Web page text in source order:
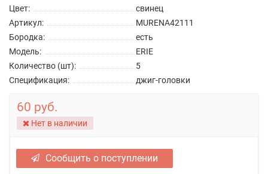
Цвет:
свинец
Артикул:
MURENA42111
Бородка:
есть
Модель:
ERIE
Количество (шт):
5
Спецификация:
джиг-головки
60 руб.
Нет в наличии
Сообщить о поступлении